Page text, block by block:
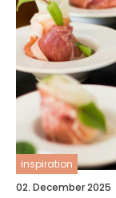
inspiration
02. December 2025